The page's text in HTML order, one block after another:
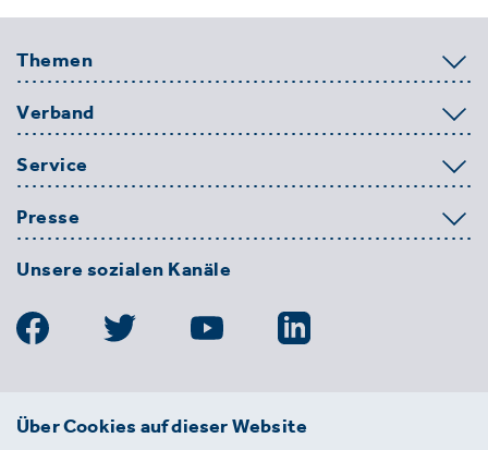
Themen
Verband
Service
Presse
Unsere sozialen Kanäle
BDE
Über Cookies auf dieser Website